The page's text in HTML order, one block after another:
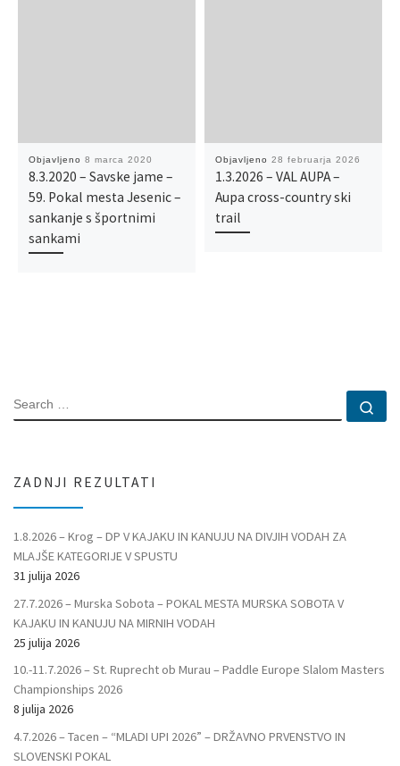
Objavljeno 8 marca 2020
8.3.2020 – Savske jame –
59. Pokal mesta Jesenic –
sankanje s športnimi
sankami
Objavljeno 28 februarja 2026
1.3.2026 – VAL AUPA –
Aupa cross-country ski
trail
SEARCH
ZADNJI REZULTATI
1.8.2026 – Krog – DP V KAJAKU IN KANUJU NA DIVJIH VODAH ZA
MLAJŠE KATEGORIJE V SPUSTU
31 julija 2026
27.7.2026 – Murska Sobota – POKAL MESTA MURSKA SOBOTA V
KAJAKU IN KANUJU NA MIRNIH VODAH
25 julija 2026
10.-11.7.2026 – St. Ruprecht ob Murau – Paddle Europe Slalom Masters
Championships 2026
8 julija 2026
4.7.2026 – Tacen – “MLADI UPI 2026” – DRŽAVNO PRVENSTVO IN
SLOVENSKI POKAL